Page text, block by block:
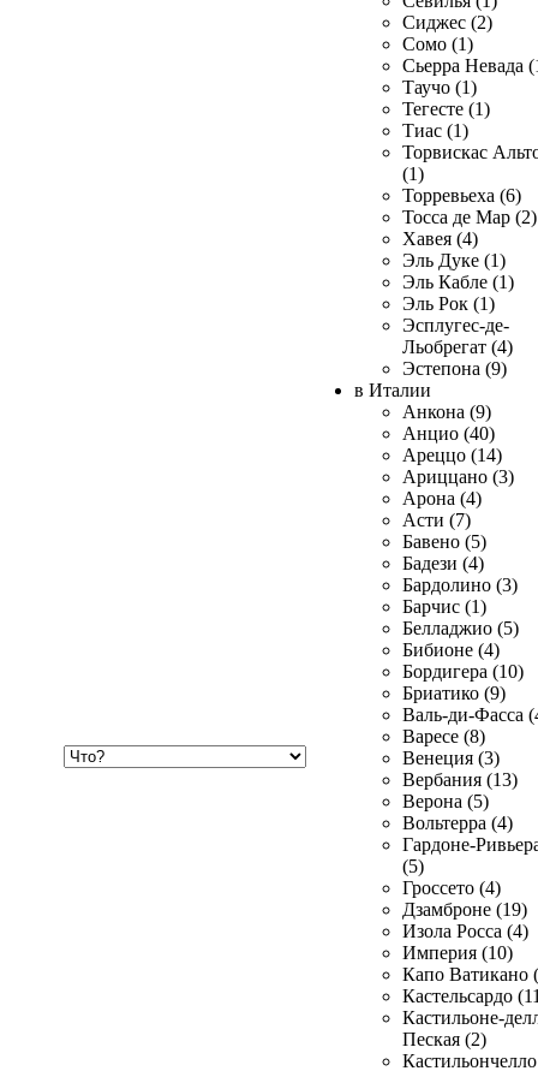
Сиджес (2)
Сомо (1)
Сьерра Невада
Таучо (1)
Тегесте (1)
Тиас (1)
Торвискас
(1)
Торревьеха (6)
Тосса де Мар (2)
Хавея (4)
Эль Дуке (1)
Эль Кабле (1)
Эль Рок (1)
Эсплугес-де-
Льобрегат (4)
Эстепона (9)
в Италии
Анкона (9)
Анцио (40)
Ареццо (14)
Ариццано (3)
Арона (4)
Асти (7)
Бавено (5)
Бадези (4)
Бардолино (3)
Барчис (1)
Белладжио (5)
Бибионе (4)
Бордигера (10)
Бриатико (9)
Валь-ди-Фасса
Варесе (8)
Венеция (3)
Вербания (13)
Верона (5)
Вольтерра (4)
Гардоне-
(5)
Гроссето (4)
Дзамброне (19)
Изола Росса (4)
Империя (10)
Капо Ватикано
Кастельсардо
Кастильоне-
Пеская (2)